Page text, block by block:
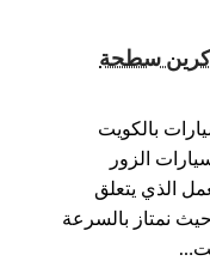
/ ونش كرين سطحة
بالكويت
الزور
الذي يتعلق
نمتاز بالسرعة